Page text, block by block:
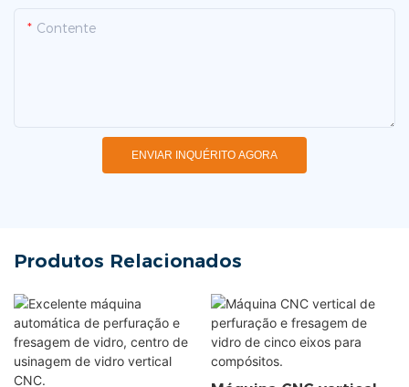
Contente
ENVIAR INQUÉRITO AGORA
Produtos Relacionados